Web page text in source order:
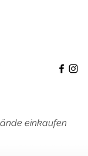
einkaufen